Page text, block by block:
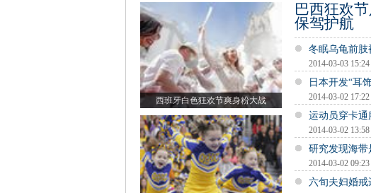
西班牙白色狂欢节爽身粉大战
巴西狂欢
保驾护航
冬眠乌龟前肢
2014-03-03 15:24
日本开发“耳
2014-03-02 17:22
运动员穿卡通
2014-03-02 13:58
研究发现海
2014-03-02 09:23
六旬夫妇婚戒